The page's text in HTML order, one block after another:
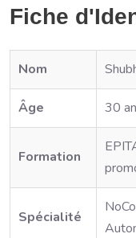
Fiche
Nom
Âge 30
Formation
Spécialité